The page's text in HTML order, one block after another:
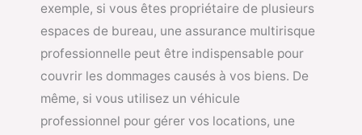
exemple, si vous êtes propriétaire de plusieurs
espaces de bureau, une assurance multirisque
professionnelle peut être indispensable pour
couvrir les dommages causés à vos biens. De
même, si vous utilisez un véhicule
professionnel pour gérer vos locations, une